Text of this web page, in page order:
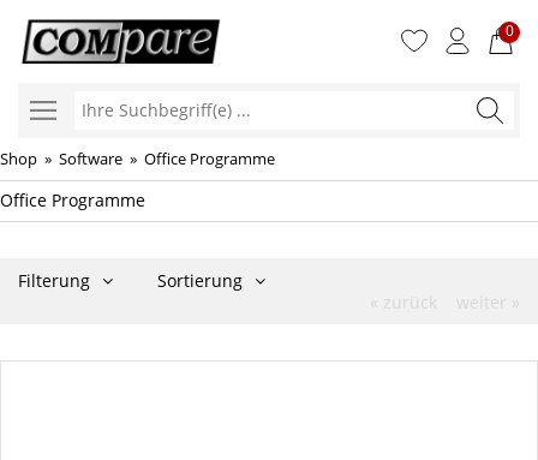
0
Ihre
Shop » Software » Office Programme
Office Programme
Filterung
Sortierung
« zurück
weiter »